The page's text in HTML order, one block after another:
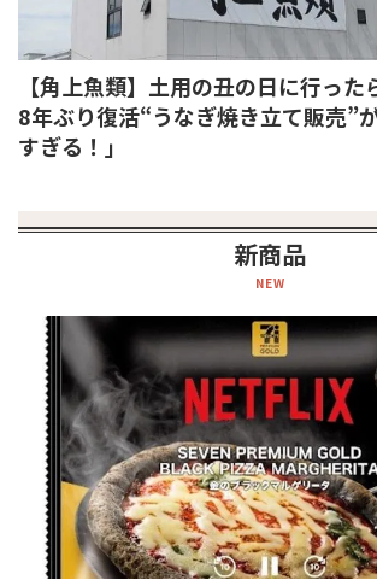
【角上魚類】土用の丑の日に行っ
8年ぶり復活“うなぎ焼き立て販売
すぎる！」
新商品
NEW